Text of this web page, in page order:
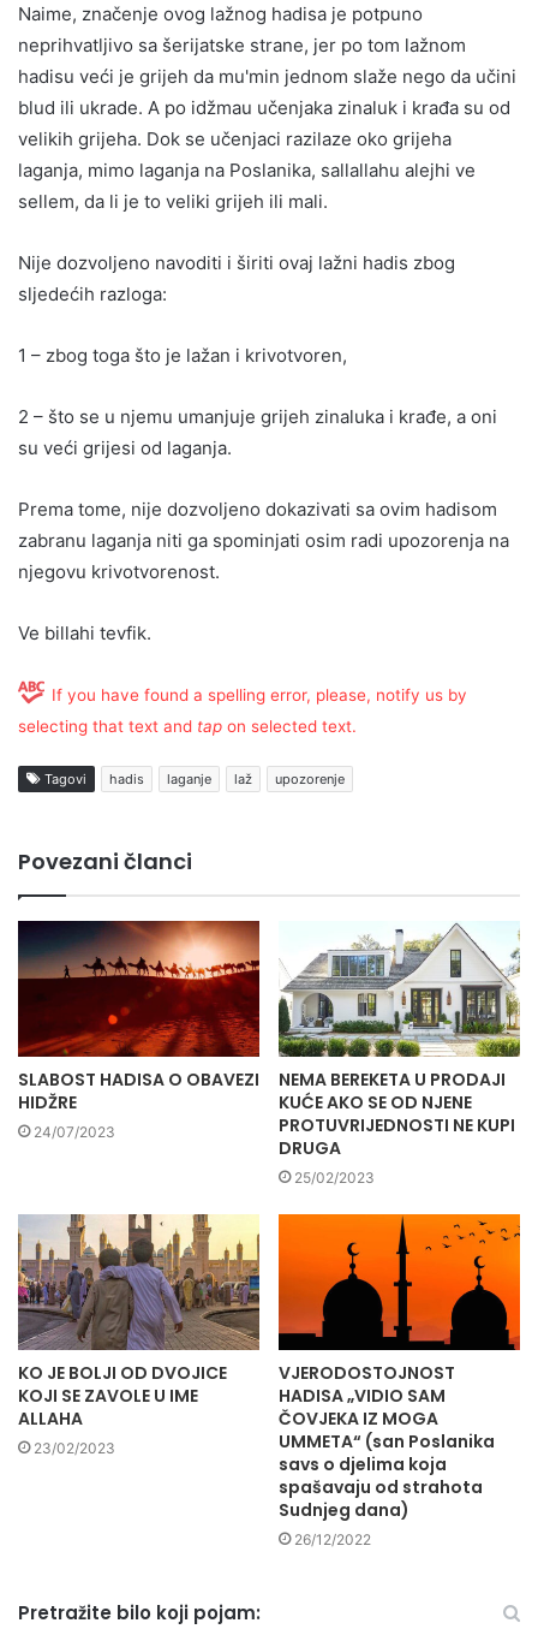
Naime, značenje ovog lažnog hadisa je potpuno
neprihvatljivo sa šerijatske strane, jer po tom lažnom
hadisu veći je grijeh da mu'min jednom slaže nego da učini
blud ili ukrade. A po idžmau učenjaka zinaluk i krađa su od
velikih grijeha. Dok se učenjaci razilaze oko grijeha
laganja, mimo laganja na Poslanika, sallallahu alejhi ve
sellem, da li je to veliki grijeh ili mali.
Nije dozvoljeno navoditi i širiti ovaj lažni hadis zbog
sljedećih razloga:
1 – zbog toga što je lažan i krivotvoren,
2 – što se u njemu umanjuje grijeh zinaluka i krađe, a oni
su veći grijesi od laganja.
Prema tome, nije dozvoljeno dokazivati sa ovim hadisom
zabranu laganja niti ga spominjati osim radi upozorenja na
njegovu krivotvorenost.
Ve billahi tevfik.
If you have found a spelling error, please, notify us by
selecting that text and tap on selected text.
Tagovi hadis laganje laž upozorenje
Povezani članci
SLABOST HADISA O OBAVEZI
HIDŽRE
24/07/2023
NEMA BEREKETA U PRODAJI
KUĆE AKO SE OD NJENE
PROTUVRIJEDNOSTI NE KUPI
DRUGA
25/02/2023
KO JE BOLJI OD DVOJICE
KOJI SE ZAVOLE U IME
ALLAHA
23/02/2023
VJERODOSTOJNOST
HADISA „VIDIO SAM
ČOVJEKA IZ MOGA
UMMETA“ (san Poslanika
savs o djelima koja
spašavaju od strahota
Sudnjeg dana)
26/12/2022
Pretražite bilo koji pojam: